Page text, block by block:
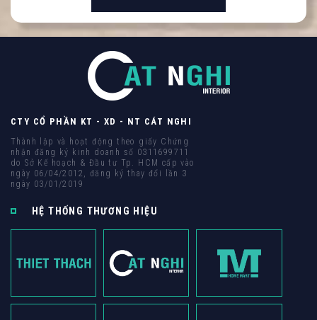
CTY CỔ PHẦN KT - XD - NT CÁT NGHI
Thành lập và hoạt động theo giấy Chứng
nhận đăng ký kinh doanh số 0311699711
do Sở Kế hoạch & Đầu tư Tp. HCM cấp vào
ngày 06/04/2012, đăng ký thay đổi lần 3
ngày 03/01/2019
HỆ THỐNG THƯƠNG HIỆU